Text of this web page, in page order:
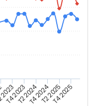
T4 2023T2 2024T4 2024T2 2025T4 2025